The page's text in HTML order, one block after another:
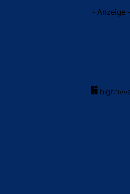
- Anzeige -